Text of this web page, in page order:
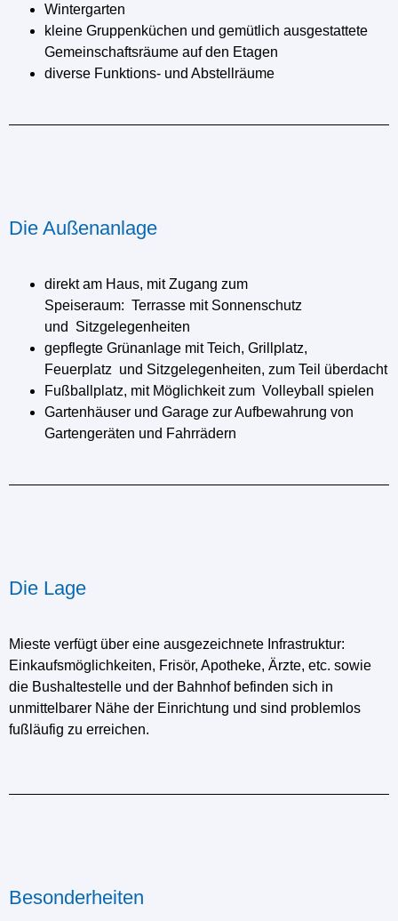
Wintergarten
kleine Gruppenküchen und gemütlich ausgestattete
Gemeinschaftsräume auf den Etagen
diverse Funktions- und Abstellräume
Die Außenanlage
direkt am Haus, mit Zugang zum
Speiseraum: Terrasse mit Sonnenschutz
und Sitzgelegenheiten
gepflegte Grünanlage mit Teich, Grillplatz,
Feuerplatz und Sitzgelegenheiten, zum Teil überdacht
Fußballplatz, mit Möglichkeit zum Volleyball spielen
Gartenhäuser und Garage zur Aufbewahrung von
Gartengeräten und Fahrrädern
Die Lage
Mieste verfügt über eine ausgezeichnete Infrastruktur:
Einkaufsmöglichkeiten, Frisör, Apotheke, Ärzte, etc. sowie
die Bushaltestelle und der Bahnhof befinden sich in
unmittelbarer Nähe der Einrichtung und sind problemlos
fußläufig zu erreichen.
Besonderheiten